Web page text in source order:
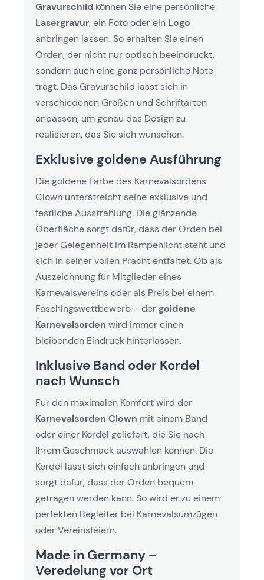
Gravurschild können Sie eine persönliche
Lasergravur, ein Foto oder ein Logo
anbringen lassen. So erhalten Sie einen
Orden, der nicht nur optisch beeindruckt,
sondern auch eine ganz persönliche Note
trägt. Das Gravurschild lässt sich in
verschiedenen Größen und Schriftarten
anpassen, um genau das Design zu
realisieren, das Sie sich wünschen.
Exklusive goldene Ausführung
Die goldene Farbe des Karnevalsordens
Clown unterstreicht seine exklusive und
festliche Ausstrahlung. Die glänzende
Oberfläche sorgt dafür, dass der Orden bei
jeder Gelegenheit im Rampenlicht steht und
sich in seiner vollen Pracht entfaltet. Ob als
Auszeichnung für Mitglieder eines
Karnevalsvereins oder als Preis bei einem
Faschingswettbewerb – dergoldene
Karnevalsorden wird immer einen
bleibenden Eindruck hinterlassen.
Inklusive Band oder Kordel
nach Wunsch
Für den maximalen Komfort wird der
Karnevalsorden Clown mit einem Band
oder einer Kordel geliefert, die Sie nach
Ihrem Geschmack auswählen können. Die
Kordel lässt sich einfach anbringen und
sorgt dafür, dass der Orden bequem
getragen werden kann. So wird er zu einem
perfekten Begleiter bei Karnevalsumzügen
oder Vereinsfeiern.
Made in Germany –
Veredelung vor Ort